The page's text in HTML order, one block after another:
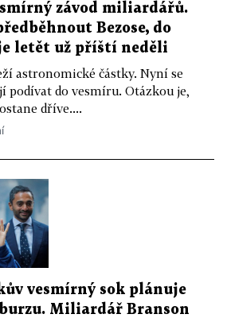
závod miliardářů.
Bezose, do
letět už příští neděli
astronomické částky. Nyní se
podívat do vesmíru. Otázkou je,
dříve....
vesmírný sok plánuje
Miliardář Branson